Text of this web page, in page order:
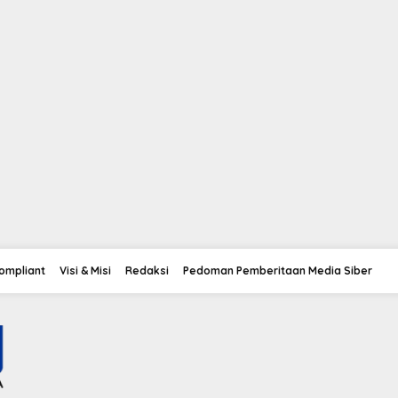
Visi & Misi Redaksi Pedoman Pemberitaan Media Siber